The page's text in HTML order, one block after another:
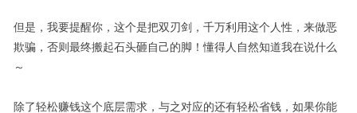
但是，我要提醒你，这个是把双刃剑，千万利用这个人性，来做恶
欺骗，否则最终搬起石头砸自己的脚！懂得人自然知道我在说什么
～
除了轻松赚钱这个底层需求，与之对应的还有轻松省钱，如果你能